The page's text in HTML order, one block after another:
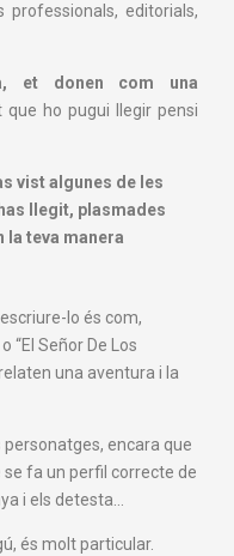
editorials,
et donen com una
ho pugui llegir pensi
vist algunes de les
llegit, plasmades
teva manera
lo és com,
“El Señor De Los
una aventura i la
encara que
se fa un perfil correcte de
i els detesta…
és molt particular.